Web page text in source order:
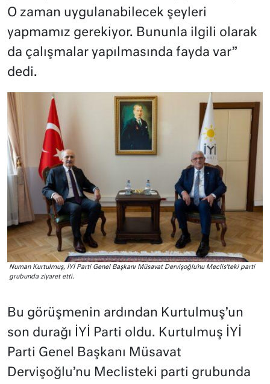
O zaman uygulanabilecek şeyleri
yapmamız gerekiyor. Bununla ilgili olarak
da çalışmalar yapılmasında fayda var”
dedi.
Numan Kurtulmuş, İYİ Parti Genel Başkanı Müsavat Dervişoğlu’nu Meclis’teki parti
grubunda ziyaret etti.
Bu görüşmenin ardından Kurtulmuş’un
son durağı İYİ Parti oldu. Kurtulmuş İYİ
Parti Genel Başkanı Müsavat
Dervişoğlu’nu Meclisteki parti grubunda